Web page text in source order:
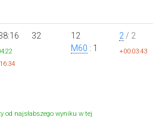
32
12
M60 : 1
2 / 2
+00:03:43
od najsłabszego wyniku w tej